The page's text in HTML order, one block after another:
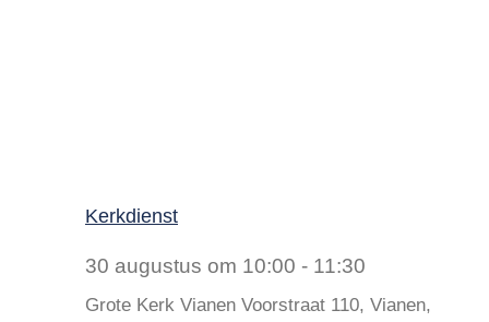
Kerkdienst
30 augustus om 10:00 - 11:30
Grote Kerk Vianen Voorstraat 110, Vianen,